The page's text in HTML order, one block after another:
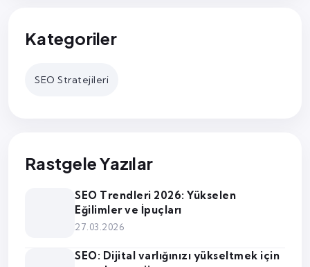
Kategoriler
SEO Stratejileri
Rastgele Yazılar
SEO Trendleri 2026: Yükselen
Eğilimler ve İpuçları
27.03.2026
SEO: Dijital varlığınızı yükseltmek için